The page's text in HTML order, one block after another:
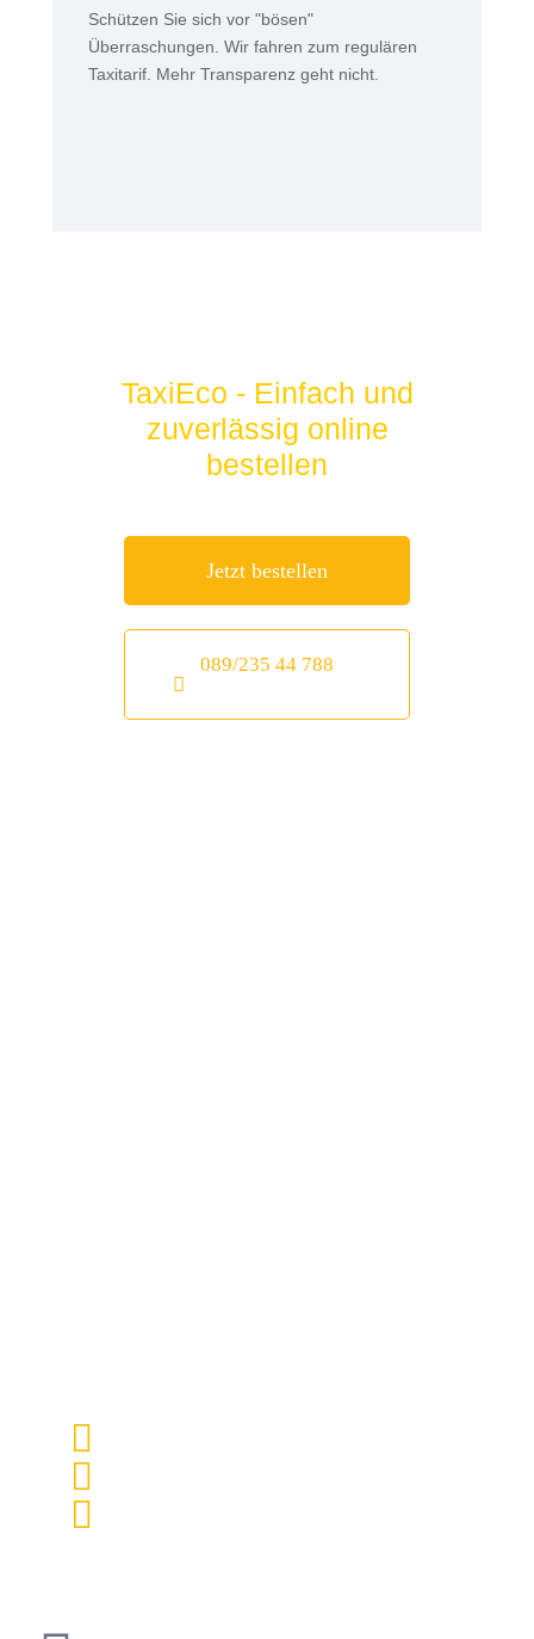
Schützen Sie sich vor "bösen"
Überraschungen. Wir fahren zum regulären
Taxitarif. Mehr Transparenz geht nicht.
TaxiEco - Einfach und
zuverlässig online
bestellen
Jetzt bestellen
089/235 44 788